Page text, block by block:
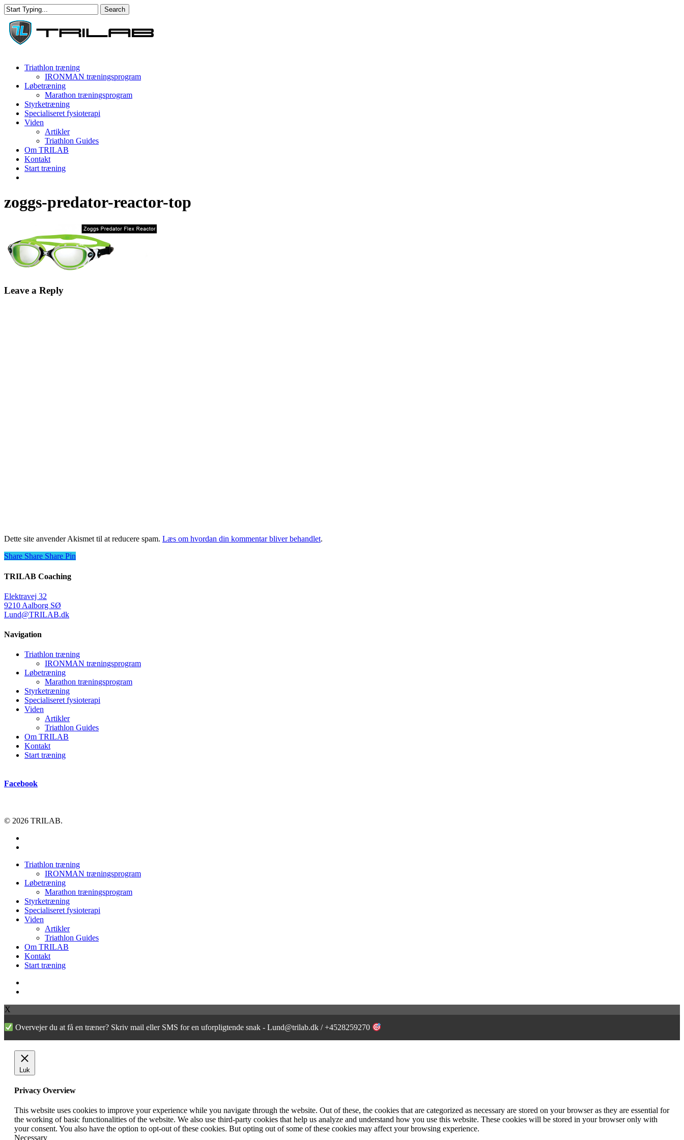
Skip
to
main
content
Search
Close
Search
Menu
Triathlon træning
IRONMAN træningsprogram
Løbetræning
Marathon træningsprogram
Styrketræning
Specialiseret fysioterapi
Viden
Artikler
Triathlon Guides
Om TRILAB
Kontakt
Start træning
zoggs-predator-reactor-top
Leave a Reply
Dette site anvender Akismet til at reducere spam. Læs om hvordan din kommentar bliver behandlet.
Share
Share Share Share Pin
TRILAB Coaching
Elektravej 32
9210 Aalborg SØ
Lund@TRILAB.dk
Navigation
Triathlon træning
IRONMAN træningsprogram
Løbetræning
Marathon træningsprogram
Styrketræning
Specialiseret fysioterapi
Viden
Artikler
Triathlon Guides
Om TRILAB
Kontakt
Start træning
Facebook
© 2026 TRILAB.
Close
Triathlon træning
IRONMAN træningsprogram
Løbetræning
Marathon træningsprogram
Styrketræning
Specialiseret fysioterapi
Viden
Artikler
Triathlon Guides
Om TRILAB
Kontakt
Start træning
X
Overvejer du at få en træner? Skriv mail eller SMS for en uforpligtende snak - Lund@trilab.dk / +4528259270
Luk
Privacy Overview
This website uses cookies to improve your experience while you navigate through the website. Out of these, the cookies that are categorized as necessary are stored on your browser as they are essential for
the working of basic functionalities of the website. We also use third-party cookies that help us analyze and understand how you use this website. These cookies will be stored in your browser only with
your consent. You also have the option to opt-out of these cookies. But opting out of some of these cookies may affect your browsing experience.
Necessary